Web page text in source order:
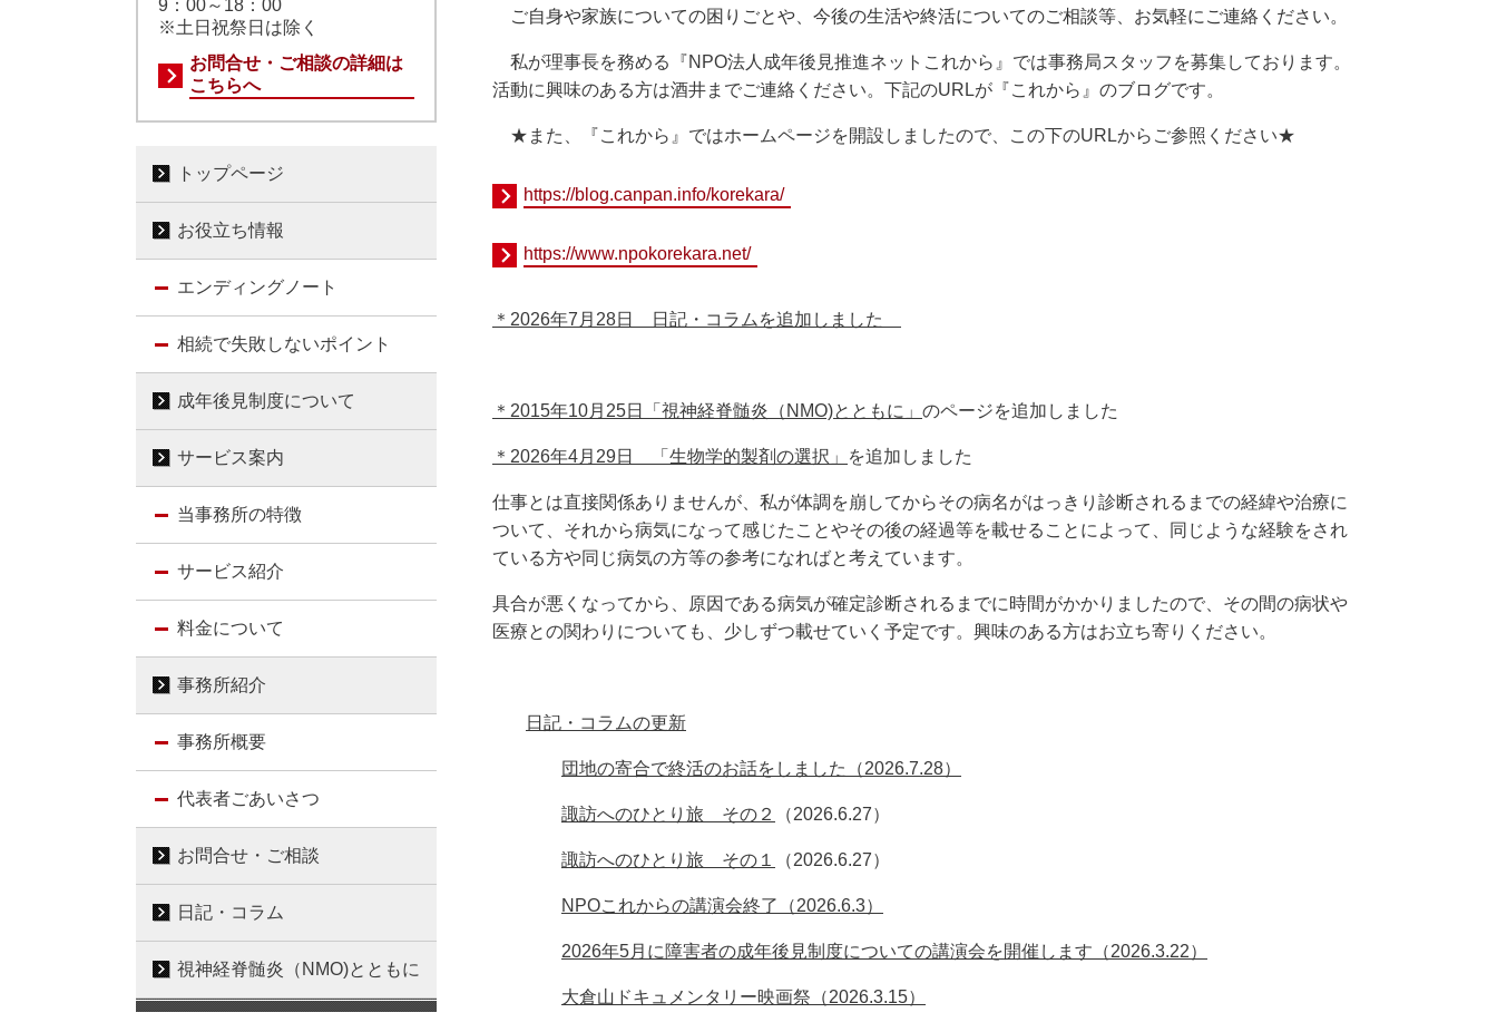
ご自身や家族についての困りごとや、今後の生活や終活についてのご相談等、お気軽にご連絡ください。
私が理事長を務める『NPO法人成年後見推進ネットこれから』では事務局スタッフを募集しております。
活動に興味のある方は酒井までご連絡ください。下記のURLが『これから』のブログです。
★また、『これから』ではホームページを開設しましたので、この下のURLからご参照ください★
https://blog.canpan.info/korekara/
https://www.npokorekara.net/
＊2026年7月28日 日記・コラムを追加しました
＊2015年10月25日 「視神経脊髄炎（NMO)とともに」 のページを追加しました
＊ 2026年4月29日 「生物学的製剤の選択」 を追加しました
仕事とは直接関係ありませんが、私が体調を崩してからその病名がはっきり診断されるまでの経緯や治療に
ついて、それから病気になって感じたことやその後の経過等を載せることによって、同じような経験をされ
ている方や同じ病気の方等の参考になればと考えています。
具合が悪くなってから、原因である病気が確定診断されるまでに時間がかかりましたので、その間の病状や
医療との関わりについても、少しずつ載せていく予定です。興味のある方はお立ち寄りください。
日記・コラムの更新
団地の寄合で終活のお話をしました（2026.7.28）
諏訪へのひとり旅 その２ （2026.6.27）
諏訪へのひとり旅 その１ （2026.6.27）
NPOこれからの講演会終了（2026.6.3）
2026年5月に障害者の成年後見制度についての講演会を開催します（2026.3.22）
大倉山ドキュメンタリー映画祭（2026.3.15）
9：00～18：00
※土日祝祭日は除く
お問合せ・ご相談の詳細は
こちらへ
トップページ
お役立ち情報
エンディングノート
相続で失敗しないポイント
成年後見制度について
サービス案内
当事務所の特徴
サービス紹介
料金について
事務所紹介
事務所概要
代表者ごあいさつ
お問合せ・ご相談
日記・コラム
視神経脊髄炎（NMO)とともに